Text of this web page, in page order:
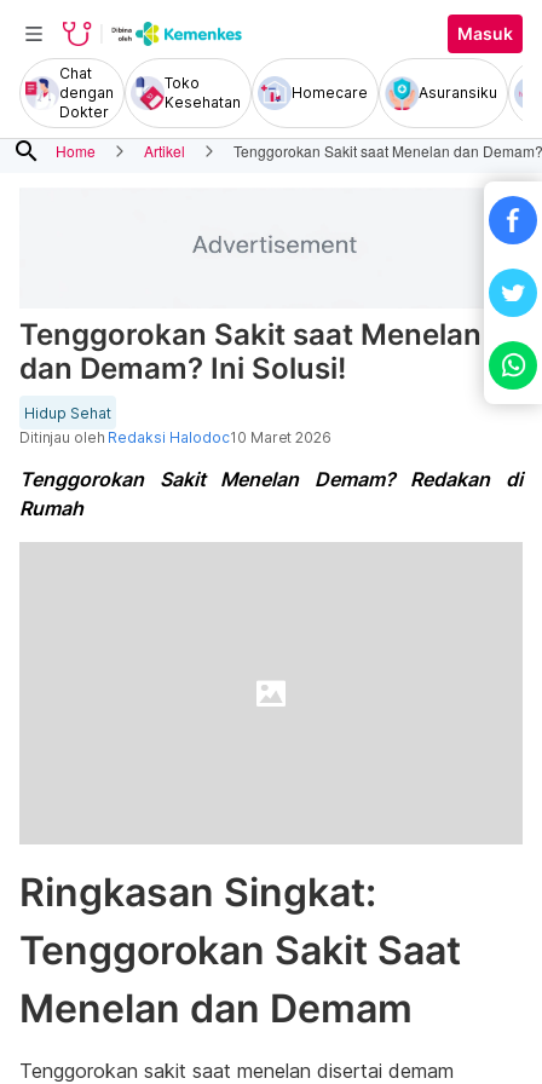
Masuk
Chat
dengan
Dokter
Toko
Kesehatan
Homecare Asuransiku
search Home Artikel Tenggorokan Sakit saat Menelan dan
Tenggorokan Sakit saat Menelan
dan Demam? Ini Solusi!
Hidup Sehat
Ditinjau oleh Redaksi Halodoc10 Maret 2026
Tenggorokan Sakit Menelan Demam? Redakan di
Rumah
Ringkasan Singkat:
Tenggorokan Sakit Saat
Menelan dan Demam
Tenggorokan sakit saat menelan disertai demam